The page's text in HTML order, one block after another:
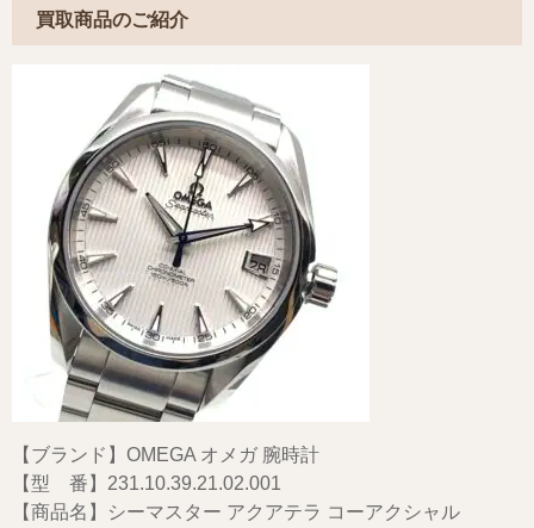
買取商品のご紹介
【ブランド】OMEGA オメガ 腕時計
【型 番】231.10.39.21.02.001
【商品名】シーマスター アクアテラ コーアクシャル